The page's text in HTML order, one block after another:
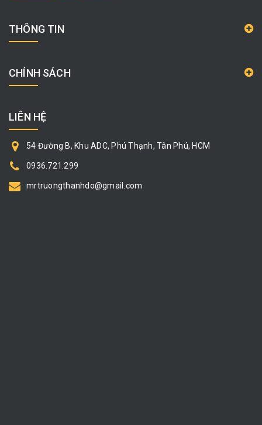
THÔNG TIN
CHÍNH SÁCH
LIÊN HỆ
54 Đường B, Khu ADC, Phú Thạnh, Tân Phú, HCM
0936.721.299
mrtruongthanhdo@gmail.com